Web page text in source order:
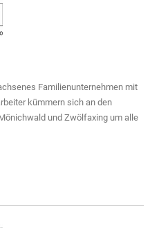
Familienunternehmen mit
kümmern sich an den
und Zwölfaxing um alle